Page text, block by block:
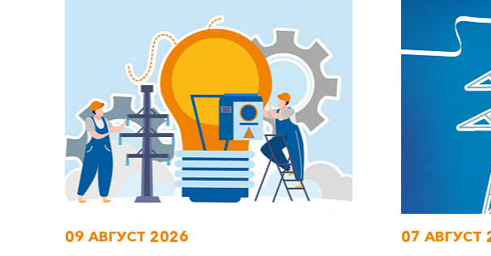
09 АВГУСТ 2026 07 АВГУСТ